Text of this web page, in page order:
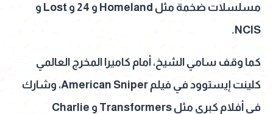
مسلسلات ضخمة مثل Homeland و 24 و Lost و
NCIS.
كما وقف سامي الشيخ، أمام كاميرا المخرج العالمي
كلينت إيستوود في فيلم American Sniper، وشارك
في أفلام كبرى مثل Transformers و Charlie